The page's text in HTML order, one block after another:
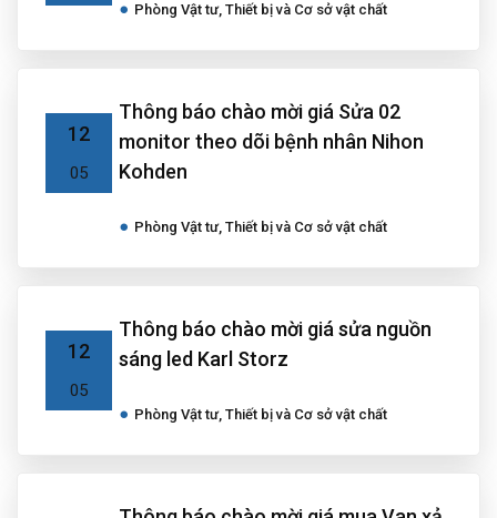
Phòng Vật tư, Thiết bị và Cơ sở vật chất
12
05
Thông báo chào mời giá Sửa 02
monitor theo dõi bệnh nhân Nihon
Kohden
Phòng Vật tư, Thiết bị và Cơ sở vật chất
12
05
Thông báo chào mời giá sửa nguồn
sáng led Karl Storz
Phòng Vật tư, Thiết bị và Cơ sở vật chất